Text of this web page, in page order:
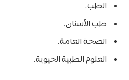
الطب.
طب الأسنان.
الصحة العامة.
العلوم الطبية الحيوية.